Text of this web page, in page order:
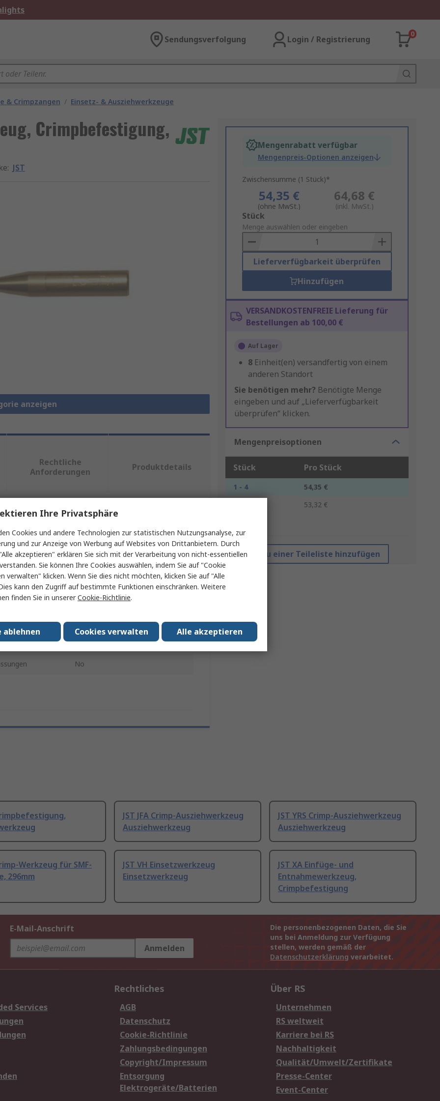
Sendungsverfolgung Login / Registrierung
0
& Crimpzangen / Einsetz- & Ausziehwerkzeuge
Crimpbefestigung,
: JST
anzeigen
Mengenrabatt verfügbar
Mengenpreis-Optionen anzeigen
Zwischensumme (1 Stück)*
54,35 €
(ohne MwSt.)
64,68 €
(inkl. MwSt.)
Add
to
Basket
Stück
Menge auswählen oder eingeben
Lieferverfügbarkeit überprüfen
Hinzufügen
VERSANDKOSTENFREIE Lieferung für
Bestellungen ab 100,00 €
Auf Lager
8 Einheit(en) versandfertig von einem
anderen Standort
Sie benötigen mehr? Benötigte Menge
eingeben und auf „Lieferverfügbarkeit
überprüfen“ klicken.
Mengenpreisoptionen
Stück Pro Stück
1 - 4
54,35 €
53,32 €
Zu einer Teileliste hinzufügen
Rechtliche
Anforderungen
Produktdetails
oder mehrere Eigenschaften auswählen.
Wert
JST
Crimpbefestigung
Crimp-Ausziehwerkzeug
Ausziehwerkzeug
YC
No
JST JFA Crimp-Ausziehwerkzeug
Ausziehwerkzeug
JST YRS Crimp-Ausziehwerkzeug
Ausziehwerkzeug
Werkzeug für SMF-
296mm
JST VH Einsetzwerkzeug
Einsetzwerkzeug
JST XA Einfüge- und
Entnahmewerkzeug,
Crimpbefestigung
E-Mail-Anschrift
Anmelden
Die personenbezogenen Daten, die Sie
uns bei Anmeldung zur Verfügung
stellen, werden gemäß der
Datenschutzerklärung verarbeitet.
Services
Rechtliches
AGB
Datenschutz
Cookie-Richtlinie
Zahlungsbedingungen
Copyright/Impressum
Entsorgung
Elektrogeräte/Batterien
Über RS
Unternehmen
RS weltweit
Karriere bei RS
Nachhaltigkeit
Qualität/Umwelt/Zertifikate
Presse-Center
Event-Center
Ihre Privatsphäre
Cookies und andere Technologien zur statistischen Nutzungsanalyse, zur
und zur Anzeige von Werbung auf Websites von Drittanbietern. Durch
akzeptieren" erklären Sie sich mit der Verarbeitung von nicht-essentiellen
Sie können Ihre Cookies auswählen, indem Sie auf "Cookie
verwalten" klicken. Wenn Sie dies nicht möchten, klicken Sie auf "Alle
kann den Zugriff auf bestimmte Funktionen einschränken. Weitere
finden Sie in unsererCookie-Richtlinie.
Alle akzeptieren
Cookies verwalten
ablehnen